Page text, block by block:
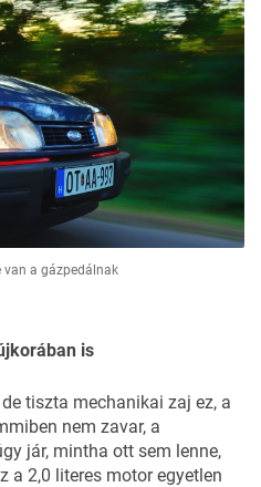
van a gázpedálnak
is
tiszta mechanikai zaj ez, a
nem zavar, a
jár, mintha ott sem lenne,
a 2,0 literes motor egyetlen